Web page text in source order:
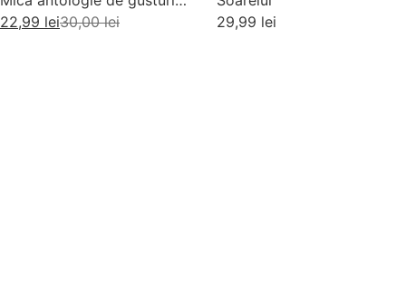
stari si gustari
30,00lei
22,99 lei
29,99 lei